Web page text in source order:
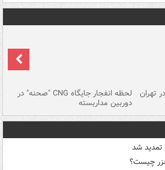
تهران لحظه انفجار جایگاه CNG "صحنه" در
دوربین مداربسته
تمدید شد
چیست؟